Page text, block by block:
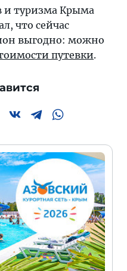
и туризма Крыма
что сейчас
выгодно: можно
путевки.